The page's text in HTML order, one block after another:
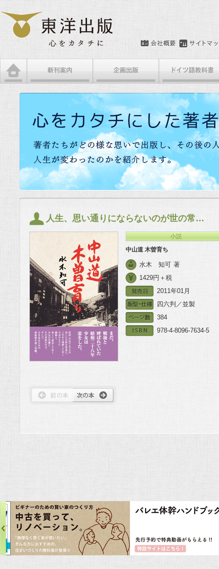
人生、思い通りにならないのが世の常…
小説
中山道 木曽育ち
水木 知可 著
1429円＋税
2011年01月
四六判／並製
384
978-4-8096-7634-5